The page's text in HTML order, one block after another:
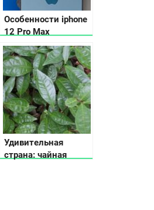
Особенности iphone
12 Pro Max
Удивительная
страна: чайная